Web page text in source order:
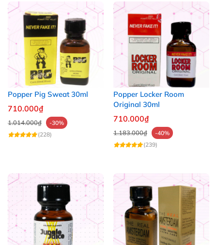
Popper Pig Sweat 30ml
710.000₫
1.014.000₫
-30%
(228)
Popper Locker Room
Original 30ml
710.000₫
1.183.000₫
-40%
(239)